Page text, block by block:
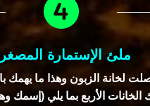
ملئ الإستمارة
لخانة الزبون وهذا ما يهمك
الخانات الأربع بما يلي (إسمك